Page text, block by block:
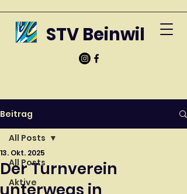
STV Beinwil
Beitrag
All Posts
Aktive
All Posts
Der Turnverein
13. Okt. 2025